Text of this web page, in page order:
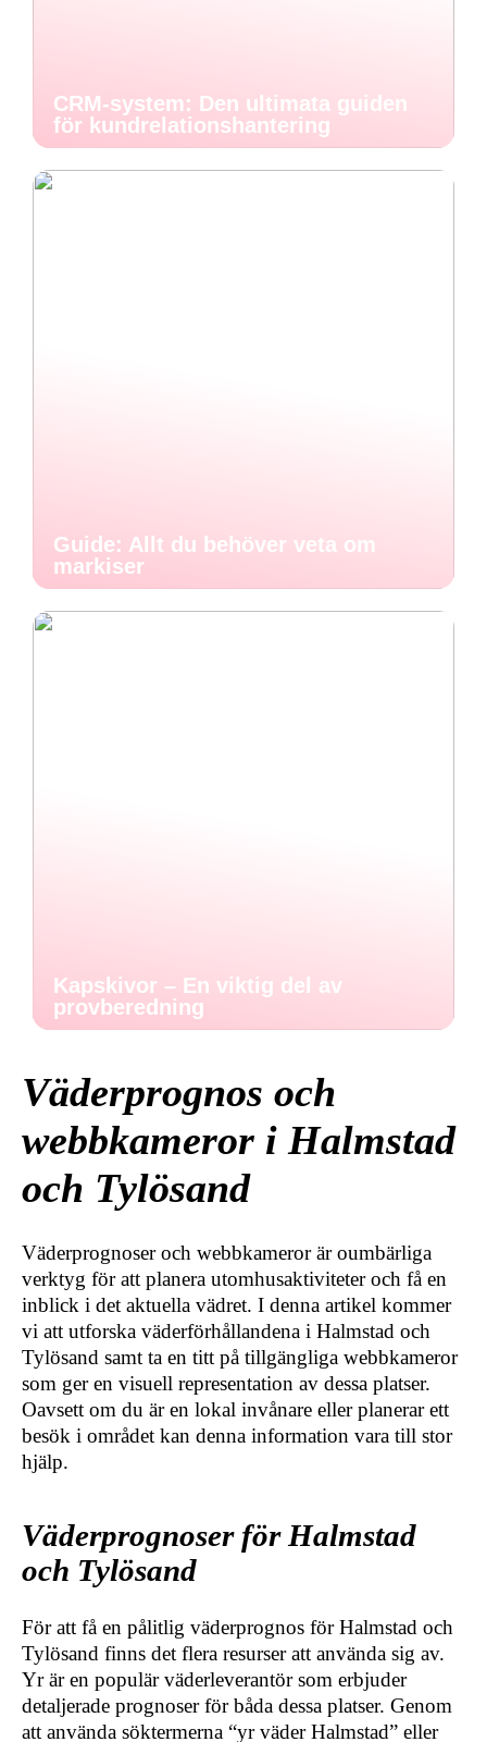
CRM-system: Den ultimata guiden
för kundrelationshantering
Guide: Allt du behöver veta om
markiser
Kapskivor – En viktig del av
provberedning
Väderprognos och
webbkameror i Halmstad
och Tylösand
Väderprognoser och webbkameror är oumbärliga
verktyg för att planera utomhusaktiviteter och få en
inblick i det aktuella vädret. I denna artikel kommer
vi att utforska väderförhållandena i Halmstad och
Tylösand samt ta en titt på tillgängliga webbkameror
som ger en visuell representation av dessa platser.
Oavsett om du är en lokal invånare eller planerar ett
besök i området kan denna information vara till stor
hjälp.
Väderprognoser för Halmstad
och Tylösand
För att få en pålitlig väderprognos för Halmstad och
Tylösand finns det flera resurser att använda sig av.
Yr är en populär väderleverantör som erbjuder
detaljerade prognoser för båda dessa platser. Genom
att använda söktermerna “yr väder Halmstad” eller